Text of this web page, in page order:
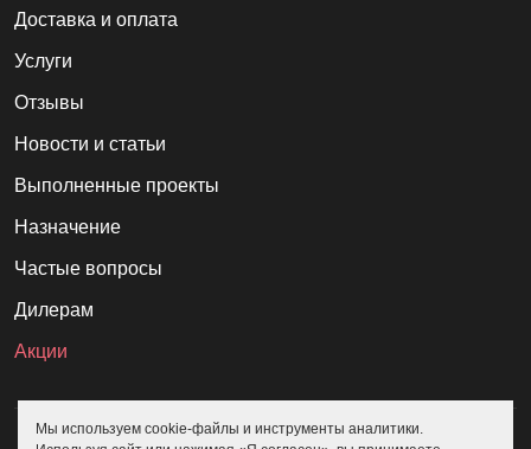
Доставка и оплата
Услуги
Отзывы
Новости и статьи
Выполненные проекты
Назначение
Частые вопросы
Дилерам
Акции
Мы используем cookie-файлы и инструменты аналитики.